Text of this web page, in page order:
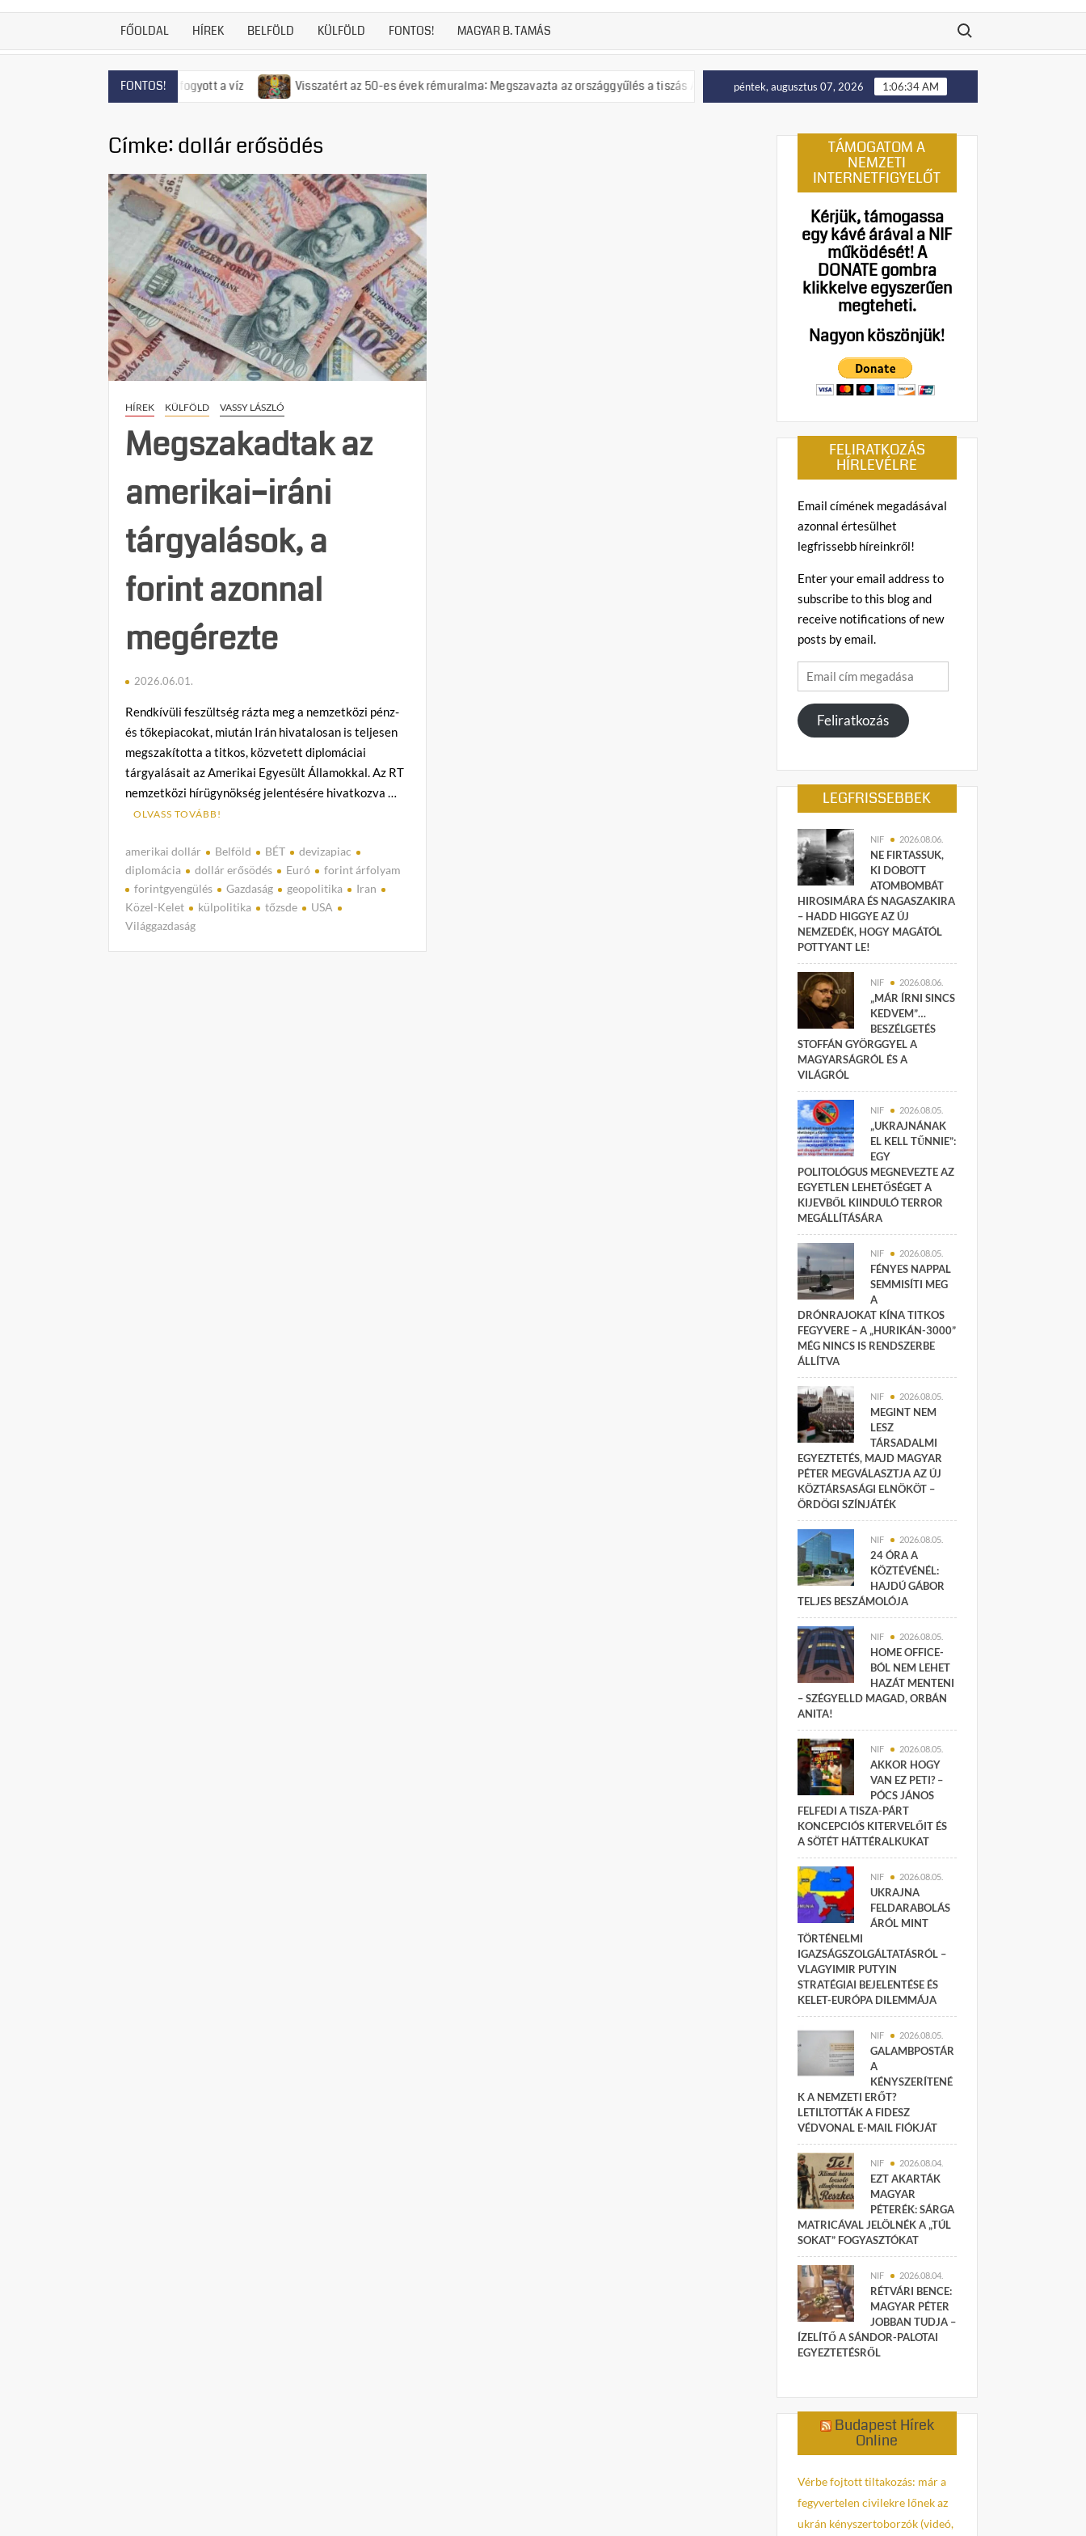
FŐOLDAL HÍREK BELFÖLD KÜLFÖLD FONTOS! MAGYAR B. TAMÁS
Search for:
FONTOS!
már el is fogyott a víz Visszatért az 50-es évek rémuralma: Megszavazta az országgyűlés a tiszás ÁVH felállítását! Putyin: Ukrajna nyugati területei előbb-utóbb visszakerülnek
péntek, augusztus 07, 2026 1:06:35 AM
Címke:dollár erősödés
HÍREK KÜLFÖLD VASSY LÁSZLÓ
Megszakadtak az
amerikai–iráni
tárgyalások, a
forint azonnal
megérezte
2026.06.01.
Rendkívüli feszültség rázta meg a nemzetközi pénz-
és tőkepiacokat, miután Irán hivatalosan is teljesen
megszakította a titkos, közvetett diplomáciai
tárgyalásait az Amerikai Egyesült Államokkal. Az RT
nemzetközi hírügynökség jelentésére hivatkozva …
OLVASS TOVÁBB!
amerikai dollár Belföld BÉT
devizapiac
diplomácia
dollár erősödés Euró
forint árfolyam
forintgyengülés
Gazdaság geopolitika
Iran
Közel-Kelet
külpolitika tőzsde
USA
Világgazdaság
TÁMOGATOM A
NEMZETI
INTERNETFIGYELŐT
Kérjük, támogassa
egy kávé árával a NIF
működését!A
DONATE gombra
klikkelve egyszerűen
megteheti.
Nagyon köszönjük!
FELIRATKOZÁS
HÍRLEVÉLRE
Email címének megadásával
azonnal értesülhet
legfrissebb híreinkről!
Enter your email address to
subscribe to this blog and
receive notifications of new
posts by email.
Email
cím
megadása
Feliratkozás
LEGFRISSEBBEK
NIF 2026.08.06.
NE FIRTASSUK,
KI DOBOTT
ATOMBOMBÁT
HIROSIMÁRA ÉS NAGASZAKIRA
– HADD HIGGYE AZ ÚJ
NEMZEDÉK, HOGY MAGÁTÓL
POTTYANT LE!
NIF 2026.08.06.
„MÁR ÍRNI SINCS
KEDVEM”…
BESZÉLGETÉS
STOFFÁN GYÖRGGYEL A
MAGYARSÁGRÓL ÉS A
VILÁGRÓL
NIF 2026.08.05.
„UKRAJNÁNAK
EL KELL TŰNNIE”:
EGY
POLITOLÓGUS MEGNEVEZTE AZ
EGYETLEN LEHETŐSÉGET A
KIJEVBŐL KIINDULÓ TERROR
MEGÁLLÍTÁSÁRA
NIF 2026.08.05.
FÉNYES NAPPAL
SEMMISÍTI MEG
A
DRÓNRAJOKAT KÍNA TITKOS
FEGYVERE – A „HURIKÁN-3000”
MÉG NINCS IS RENDSZERBE
ÁLLÍTVA
NIF 2026.08.05.
MEGINT NEM
LESZ
TÁRSADALMI
EGYEZTETÉS, MAJD MAGYAR
PÉTER MEGVÁLASZTJA AZ ÚJ
KÖZTÁRSASÁGI ELNÖKÖT –
ÖRDÖGI SZÍNJÁTÉK
NIF 2026.08.05.
24 ÓRA A
KÖZTÉVÉNÉL:
HAJDÚ GÁBOR
TELJES BESZÁMOLÓJA
NIF 2026.08.05.
HOME OFFICE-
BÓL NEM LEHET
HAZÁT MENTENI
– SZÉGYELLD MAGAD, ORBÁN
ANITA!
NIF 2026.08.05.
AKKOR HOGY
VAN EZ PETI? –
PÓCS JÁNOS
FELFEDI A TISZA-PÁRT
KONCEPCIÓS KITERVELŐIT ÉS
A SÖTÉT HÁTTÉRALKUKAT
NIF 2026.08.05.
UKRAJNA
FELDARABOLÁS
ÁRÓL MINT
TÖRTÉNELMI
IGAZSÁGSZOLGÁLTATÁSRÓL –
VLAGYIMIR PUTYIN
STRATÉGIAI BEJELENTÉSE ÉS
KELET-EURÓPA DILEMMÁJA
NIF 2026.08.05.
GALAMBPOSTÁR
A
KÉNYSZERÍTENÉ
K A NEMZETI ERŐT?
LETILTOTTÁK A FIDESZ
VÉDVONAL E-MAIL FIÓKJÁT
NIF 2026.08.04.
EZT AKARTÁK
MAGYAR
PÉTERÉK: SÁRGA
MATRICÁVAL JELÖLNÉK A „TÚL
SOKAT” FOGYASZTÓKAT
NIF 2026.08.04.
RÉTVÁRI BENCE:
MAGYAR PÉTER
JOBBAN TUDJA –
ÍZELÍTŐ A SÁNDOR-PALOTAI
EGYEZTETÉSRŐL
Budapest Hírek
Online
Vérbe fojtott tiltakozás: már a
fegyvertelen civilekre lőnek az
ukrán kényszertoborzók (videó,